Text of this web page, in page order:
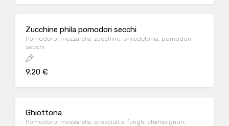
Zucchine phila pomodori secchi
Pomodoro, mozzarella, zucchine, philadelphia, pomodori
secchi
9.20 €
Ghiottona
Pomodoro, mozzarella, prosciutto, funghi champignon,